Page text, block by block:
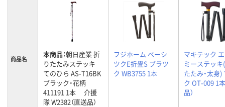
商品名 本商品：朝日産業 折
りたたみステッキ
てのひら AS-T16BK
ブラック・花柄
411191 1本 介援
隊 W2382（直送品）
フジホーム ベーシ
ツクE折畳S ブラツ
ク WB3755 1本
マキテック
ミーステッキ
たたみ・太身)
ク OT-009 1
品）